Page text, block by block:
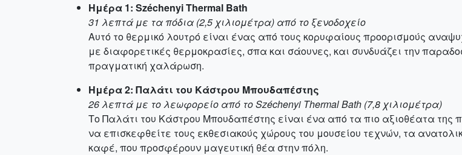
Ημέρα 1: Széchenyi Thermal Bath
31 λεπτά με τα πόδια (2,5 χιλιομέτρα) από το ξενοδοχείο
Αυτό το θερμικό λουτρό είναι ένας από τους κορυφαίους προορισμούς
με διαφορετικές θερμοκρασίες, σπα και σάουνες, και συνδυάζει την
πραγματική χαλάρωση.
Ημέρα 2: Παλάτι του Κάστρου Μπουδαπέστης
26 λεπτά με το λεωφορείο από το Széchenyi Thermal Bath (7,8 χιλιομέτρα)
Το Παλάτι του Κάστρου Μπουδαπέστης είναι ένα από τα πιο αξιοθέατα της
να επισκεφθείτε τους εκθεσιακούς χώρους του μουσείου τεχνών, τα
καφέ, που προσφέρουν μαγευτική θέα στην πόλη.